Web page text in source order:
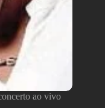
ao vivo